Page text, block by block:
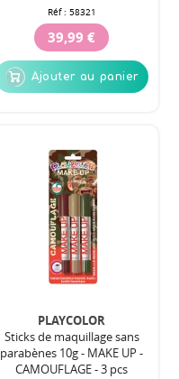
Réf : 58321
39,99 €
Ajouter au panier
PLAYCOLOR
Sticks de maquillage sans
parabènes 10g - MAKE UP -
CAMOUFLAGE - 3 pcs